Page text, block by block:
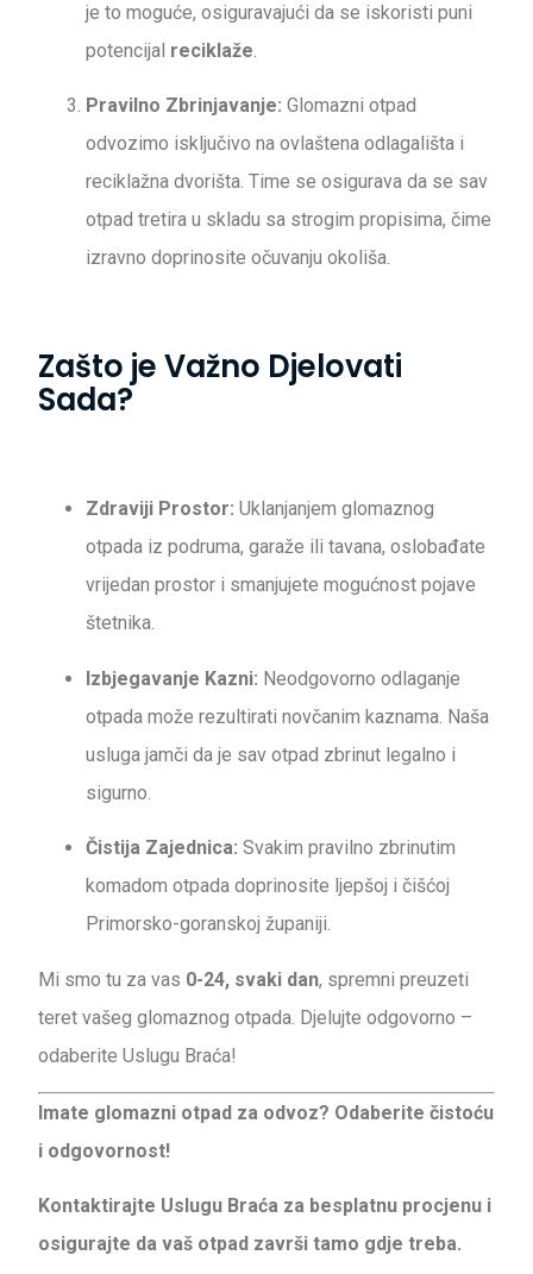
je to moguće, osiguravajući da se iskoristi puni
potencijal reciklaže.
Pravilno Zbrinjavanje: Glomazni otpad
odvozimo isključivo na ovlaštena odlagališta i
reciklažna dvorišta. Time se osigurava da se sav
otpad tretira u skladu sa strogim propisima, čime
izravno doprinosite očuvanju okoliša.
Zašto je Važno Djelovati
Sada?
Zdraviji Prostor: Uklanjanjem glomaznog
otpada iz podruma, garaže ili tavana, oslobađate
vrijedan prostor i smanjujete mogućnost pojave
štetnika.
Izbjegavanje Kazni: Neodgovorno odlaganje
otpada može rezultirati novčanim kaznama. Naša
usluga jamči da je sav otpad zbrinut legalno i
sigurno.
Čistija Zajednica: Svakim pravilno zbrinutim
komadom otpada doprinosite ljepšoj i čišćoj
Primorsko-goranskoj županiji.
Mi smo tu za vas 0-24, svaki dan, spremni preuzeti
teret vašeg glomaznog otpada. Djelujte odgovorno –
odaberite Uslugu Braća!
Imate glomazni otpad za odvoz? Odaberite čistoću
i odgovornost!
Kontaktirajte Uslugu Braća za besplatnu procjenu i
osigurajte da vaš otpad završi tamo gdje treba.